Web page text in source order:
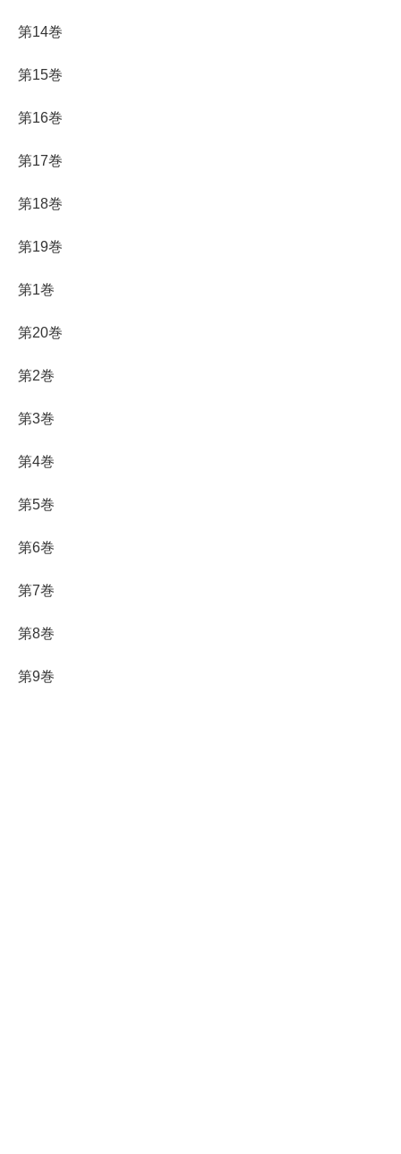
第14巻
第15巻
第16巻
第17巻
第18巻
第19巻
第1巻
第20巻
第2巻
第3巻
第4巻
第5巻
第6巻
第7巻
第8巻
第9巻